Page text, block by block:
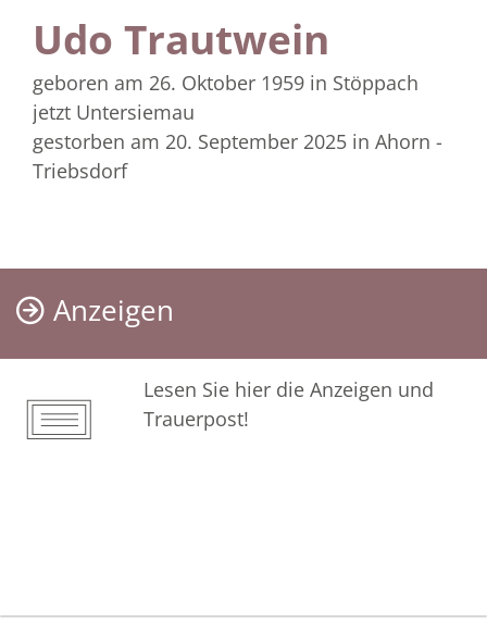
Udo Trautwein
geboren am 26. Oktober 1959 in Stöppach
jetzt Untersiemau
gestorben am 20. September 2025 in Ahorn -
Triebsdorf
Anzeigen
Lesen Sie hier die Anzeigen und
Trauerpost!